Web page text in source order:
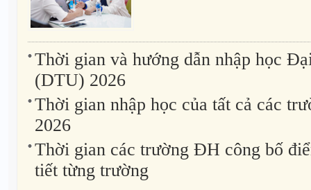
Thời gian và hướng dẫn nhập học
(DTU) 2026
Thời gian nhập học của tất cả các
2026
Thời gian các trường ĐH công bố
tiết từng trường